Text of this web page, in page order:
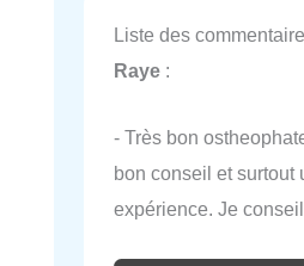
Liste des
Raye :
- Très bon
bon conseil et surtout
expérience. Je